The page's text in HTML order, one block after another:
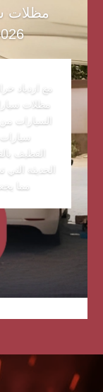
2026 القطيف |
مع ازدياد
السيارات
القطيف
الحديثة
مما